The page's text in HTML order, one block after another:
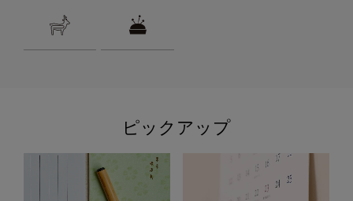
ピックアップ